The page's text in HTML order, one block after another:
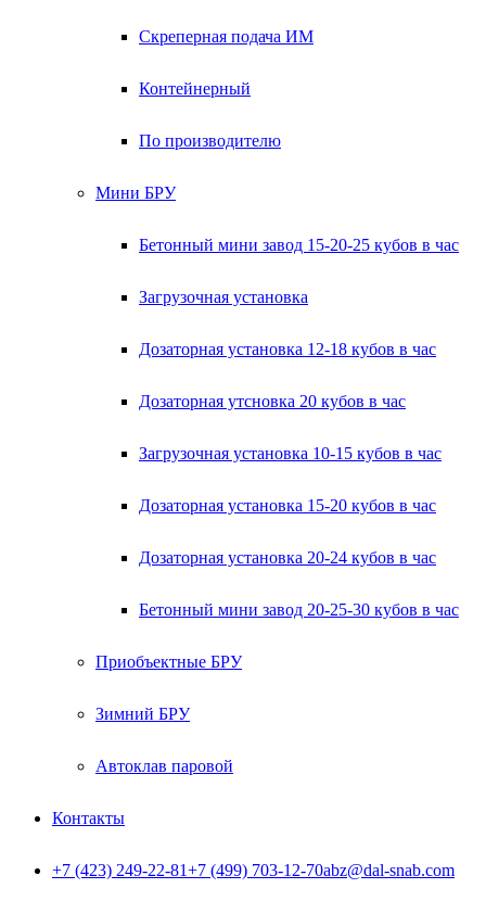
Скреперная подача ИМ
Контейнерный
По производителю
Мини БРУ
Бетонный мини завод 15-20-25 кубов в час
Загрузочная установка
Дозаторная установка 12-18 кубов в час
Дозаторная утсновка 20 кубов в час
Загрузочная установка 10-15 кубов в час
Дозаторная установка 15-20 кубов в час
Дозаторная установка 20-24 кубов в час
Бетонный мини завод 20-25-30 кубов в час
Приобъектные БРУ
Зимний БРУ
Автоклав паровой
Контакты
+7 (423) 249-22-81+7 (499) 703-12-70abz@dal-snab.com